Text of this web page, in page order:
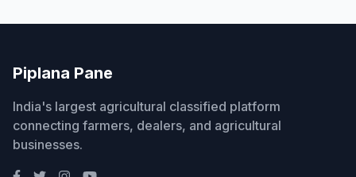
Piplana Pane
India's largest agricultural classified platform
connecting farmers, dealers, and agricultural
businesses.